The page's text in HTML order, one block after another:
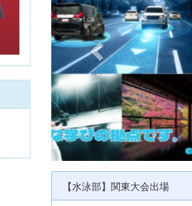
i
o
u
s
【水泳部】関東大会出場